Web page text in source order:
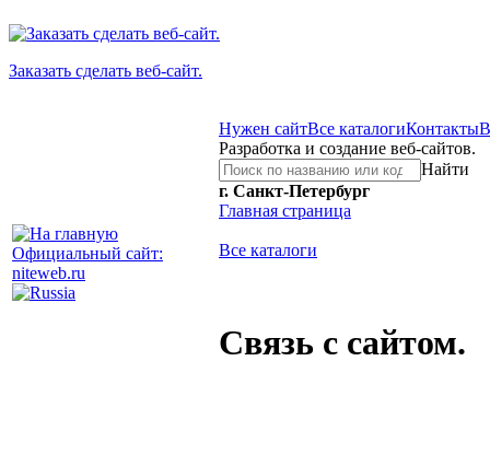
Заказать сделать веб-сайт.
Официальный сайт:
niteweb.ru
Нужен сайтВсе каталогиКонтакты
Разработка и создание веб-сайтов.
Найти
г. Санкт-Петербург
Главная страница
Все каталоги
Связь с сайтом.